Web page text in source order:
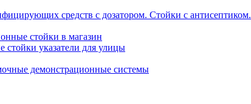
средств с дозатором. Стойки с антисептиком.
стойки в магазин
указатели для улицы
демонстрационные системы